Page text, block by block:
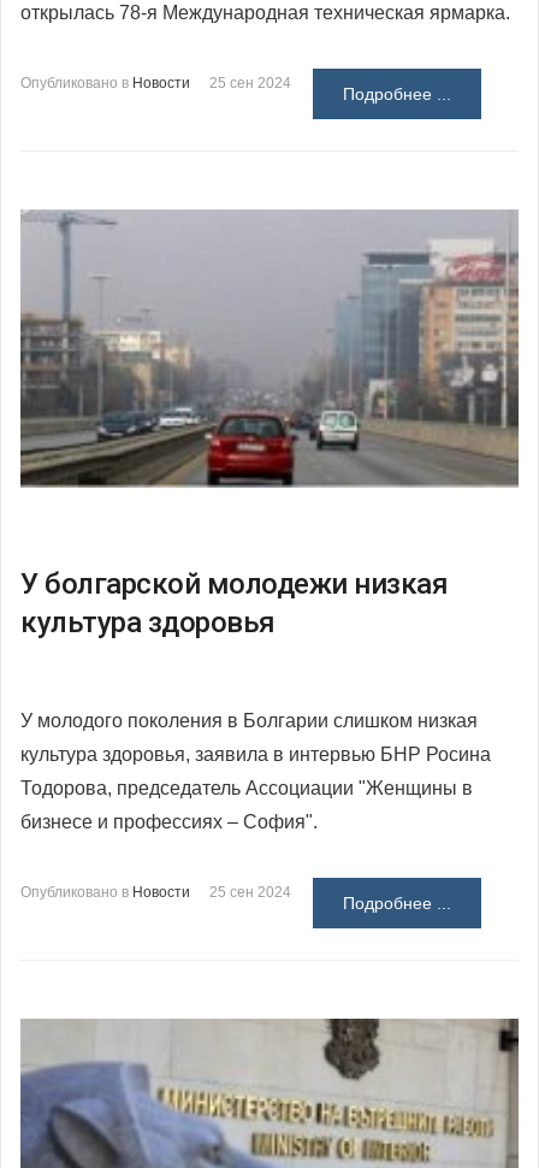
открылась 78-я Международная техническая ярмарка.
Опубликовано в Новости 25 сен 2024
Подробнее ...
У болгарской молодежи низкая
культура здоровья
У молодого поколения в Болгарии слишком низкая
культура здоровья, заявила в интервью БНР Росина
Тодорова, председатель Ассоциации "Женщины в
бизнесе и профессиях – София".
Опубликовано в Новости 25 сен 2024
Подробнее ...